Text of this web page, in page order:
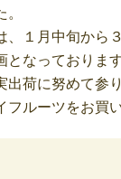
、１月中旬から
となっておりま
出荷に努めて参
フルーツをお買